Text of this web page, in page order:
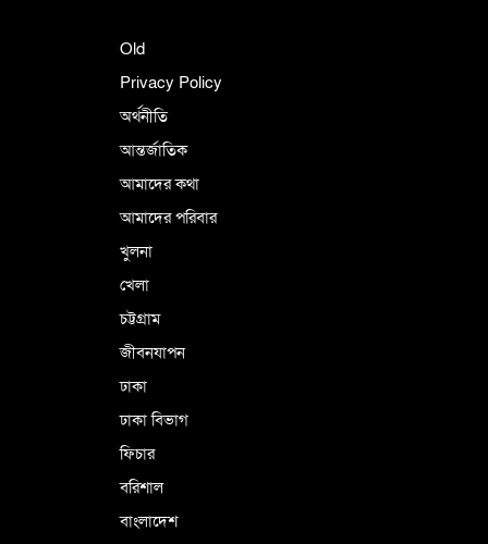
Old
Privacy Policy
অর্থনীতি
আন্তর্জাতিক
আমাদের কথা
আমাদের পরিবার
খুলনা
খেলা
চট্টগ্রাম
জীবনযাপন
ঢাকা
ঢাকা বিভাগ
ফিচার
বরিশাল
বাংলাদেশ